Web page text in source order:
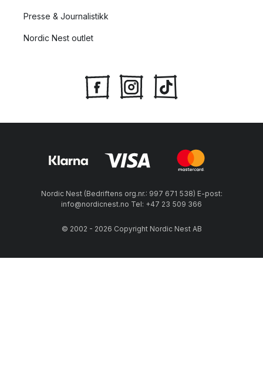
Presse & Journalistikk
Nordic Nest outlet
Nordic Nest (Bedriftens org.nr.: 997 671 538) E-post:
info@nordicnest.no Tel: +47 23 509 366
© 2002 - 2026 Copyright Nordic Nest AB